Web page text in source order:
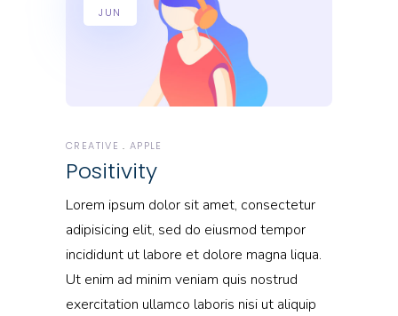
JUN
CREATIVE APPLE
Positivity
Lorem ipsum dolor sit amet, consectetur
adipisicing elit, sed do eiusmod tempor
incididunt ut labore et dolore magna liqua.
Ut enim ad minim veniam quis nostrud
exercitation ullamco laboris nisi ut aliquip